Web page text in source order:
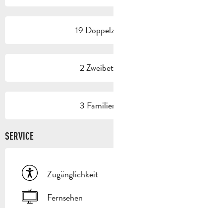
19 Doppelzimmer(e)
2 Zweibettzimmer
3 Familienzimmer
SERVICE
Zugänglichkeit
Fernsehen